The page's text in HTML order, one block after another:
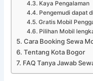
Kaya Pengalaman
Pengemudi dapat
Gratis Mobil
Pilihan Mobil
Cara Booking Sewa
Tentang Kota Bogor
FAQ Tanya Jawab